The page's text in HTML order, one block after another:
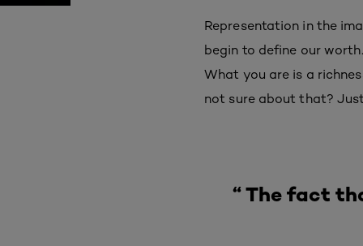
Representation in the
begin to define our
What you are is a
not sure about that?
“ The fact